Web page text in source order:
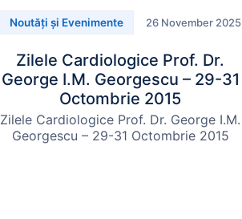
Noutăți și Evenimente 26 November 2025
Zilele Cardiologice Prof. Dr.
George I.M. Georgescu – 29-31
Octombrie 2015
Zilele Cardiologice Prof. Dr. George I.M.
Georgescu – 29-31 Octombrie 2015